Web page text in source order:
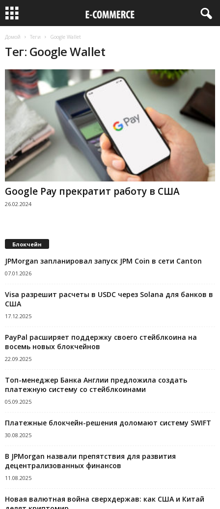
Домой Теги Google Wallet
Тег: Google Wallet
Google Pay прекратит работу в США
26.02.2024
Блокчейн
JPMorgan запланировал запуск JPM Coin в сети Canton
07.01.2026
Visa разрешит расчеты в USDC через Solana для банков в
США
17.12.2025
PayPal расширяет поддержку своего стейблкоина на
восемь новых блокчейнов
22.09.2025
Топ-менеджер Банка Англии предложила создать
платежную систему со стейблкоинами
05.09.2025
Платежные блокчейн-решения доломают систему SWIFT
30.08.2025
В JPMorgan назвали препятствия для развития
децентрализованных финансов
11.08.2025
Новая валютная война сверхдержав: как США и Китай